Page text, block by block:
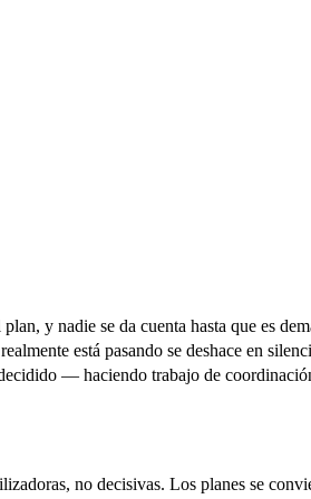
y nadie se da cuenta hasta que es
está pasando se deshace en
— haciendo trabajo de
no decisivas. Los planes se